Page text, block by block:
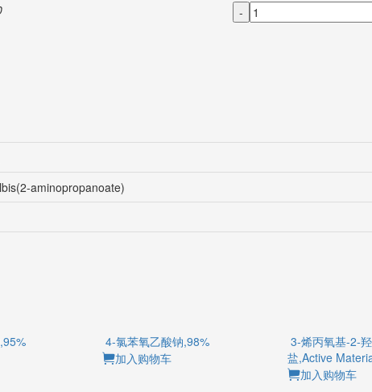
-
aminopropanoate)
,95%
4-氯苯氧乙酸钠,98%
加入购物车
3-烯丙氧基-
钠盐,Active
加入购物车